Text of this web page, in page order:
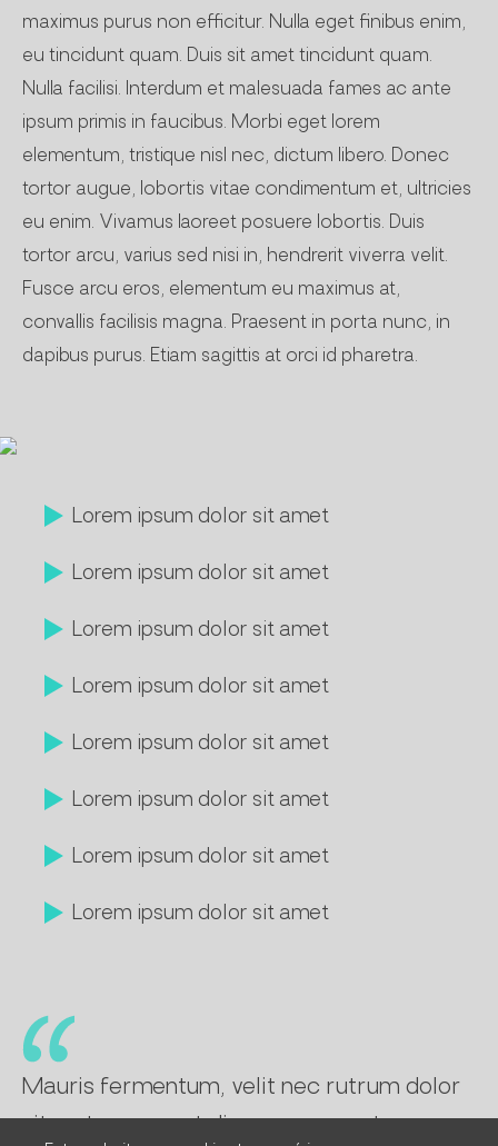
maximus purus non efficitur. Nulla eget finibus enim,
eu tincidunt quam. Duis sit amet tincidunt quam.
Nulla facilisi. Interdum et malesuada fames ac ante
ipsum primis in faucibus. Morbi eget lorem
elementum, tristique nisl nec, dictum libero. Donec
tortor augue, lobortis vitae condimentum et, ultricies
eu enim. Vivamus laoreet posuere lobortis. Duis
tortor arcu, varius sed nisi in, hendrerit viverra velit.
Fusce arcu eros, elementum eu maximus at,
convallis facilisis magna. Praesent in porta nunc, in
dapibus purus. Etiam sagittis at orci id pharetra.
Lorem ipsum dolor sit amet
Lorem ipsum dolor sit amet
Lorem ipsum dolor sit amet
Lorem ipsum dolor sit amet
Lorem ipsum dolor sit amet
Lorem ipsum dolor sit amet
Lorem ipsum dolor sit amet
Lorem ipsum dolor sit amet
Mauris fermentum, velit nec rutrum dolor
sit mateur amaut dineun consecutor